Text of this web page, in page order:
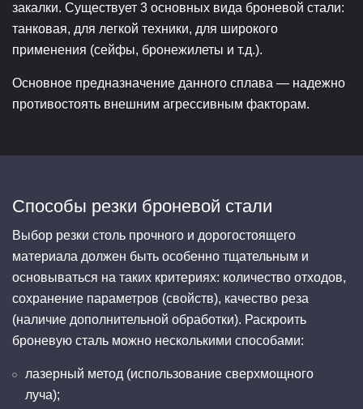
закалки. Существует 3 основных вида броневой стали:
танковая, для легкой техники, для широкого
применения (сейфы, бронежилеты и т.д.).
Основное предназначение данного сплава — надежно
противостоять внешним агрессивным факторам.
Способы резки броневой стали
Выбор резки столь прочного и дорогостоящего
материала должен быть особенно тщательным и
основываться на таких критериях: количество отходов,
сохранение параметров (свойств), качество реза
(наличие дополнительной обработки). Раскроить
броневую сталь можно несколькими способами:
лазерный метод (использование сверхмощного
луча);